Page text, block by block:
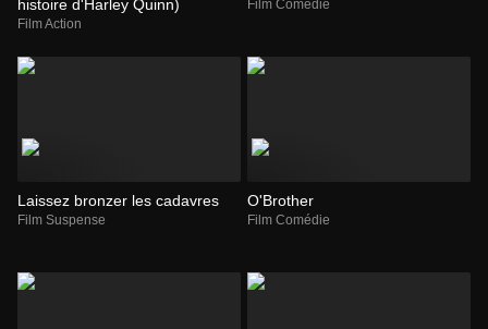
histoire d'Harley Quinn)
Film Action
Film Comédie
Laissez bronzer les cadavres
Film Suspense
O'Brother
Film Comédie